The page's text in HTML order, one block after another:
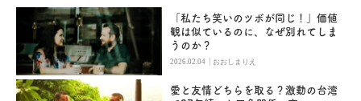
「私たち笑いのツボが同じ！」価値
観は似ているのに、なぜ別れてしま
うのか？
2026.02.04 | おおしまりえ
愛と友情どちらを取る？激動の台湾